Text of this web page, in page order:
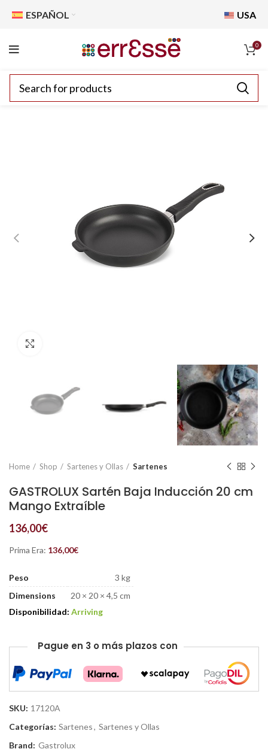
ESPAÑOL USA
0
Home Shop Sartenes y Ollas Sartenes
GASTROLUX Sartén Baja Inducción 20 cm
Mango Extraíble
136,00€
Prima Era: 136,00€
Peso
3 kg
Dimensions
20 × 20 × 4,5 cm
Disponibilidad: Arriving
Pague en 3 o más plazos con
SKU: 17120A
Categorías: Sartenes, Sartenes y Ollas
Brand: Gastrolux